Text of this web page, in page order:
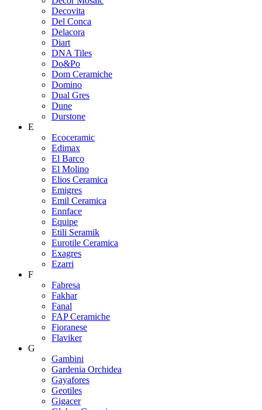
Decovita
Del Conca
Delacora
Diart
DNA Tiles
Do&Po
Dom Ceramiche
Domino
Dual Gres
Dune
Durstone
E
Ecoceramic
Edimax
El Barco
El Molino
Elios Ceramica
Emigres
Emil Ceramica
Ennface
Equipe
Etili Seramik
Eurotile Ceramica
Exagres
Ezarri
F
Fabresa
Fakhar
Fanal
FAP Ceramiche
Fioranese
Flaviker
G
Gambini
Gardenia Orchidea
Gayafores
Geotiles
Gigacer